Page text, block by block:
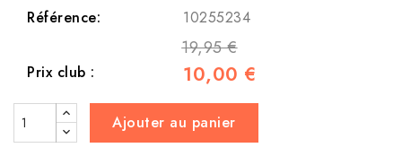
Référence: 10255234
19,95 €
Prix club : 10,00 €
Ajouter au panier